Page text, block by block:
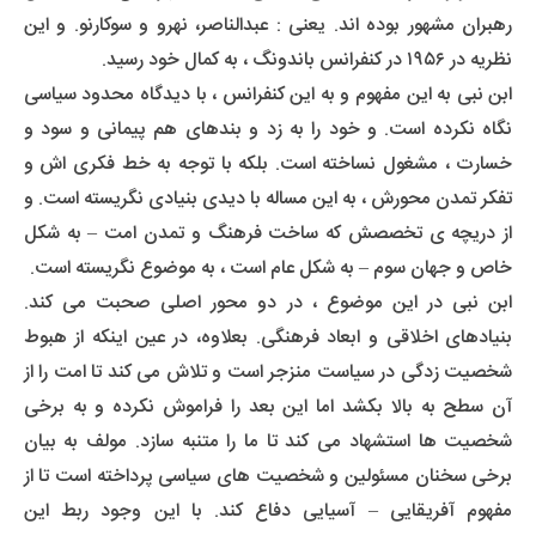
رهبران مشهور بوده اند. یعنی : عبدالناصر، نهرو و سوکارنو. و این
نظریه در ۱۹۵۶ در کنفرانس باندونگ ، به کمال خود رسید.
ابن نبی به این مفهوم و به این کنفرانس ، با دیدگاه محدود سیاسی
نگاه نکرده است. و خود را به زد و بندهای هم پیمانی و سود و
خسارت ، مشغول نساخته است. بلکه با توجه به خط فکری اش و
تفکر تمدن محورش ، به این مساله با دیدی بنیادی نگریسته است. و
از دریچه ی تخصصش که ساخت فرهنگ و تمدن امت – به شکل
خاص و جهان سوم – به شکل عام است ، به موضوع نگریسته است.
ابن نبی در این موضوع ، در دو محور اصلی صحبت می کند.
بنیادهای اخلاقی و ابعاد فرهنگی. بعلاوه، در عین اینکه از هبوط
شخصیت زدگی در سیاست منزجر است و تلاش می کند تا امت را از
آن سطح به بالا بکشد اما این بعد را فراموش نکرده و به برخی
شخصیت ها استشهاد می کند تا ما را متنبه سازد. مولف به بیان
برخی سخنان مسئولین و شخصیت های سیاسی پرداخته است تا از
مفهوم آفریقایی – آسیایی دفاع کند. با این وجود ربط این